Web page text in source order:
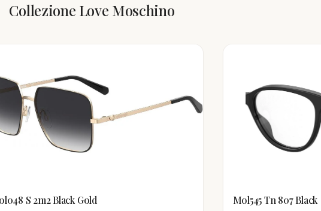
Collezione Love Moschino
S 2m2 Black Gold Mol545 Tn 807 Black